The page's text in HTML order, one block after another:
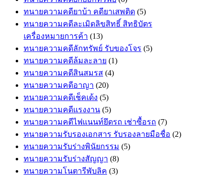
ทนายความคดียาบ้า คดียาเสพติด (5)
ทนายความคดีละเมิดลิขสิทธิ์ สิทธิบัตร
เครื่องหมายการค้า (13)
ทนายความคดีลักทรัพย์ รับของโจร (5)
ทนายความคดีล้มละลาย (1)
ทนายความคดีสินสมรส (4)
ทนายความคดีอาญา (20)
ทนายความคดีเช็คเด้ง (5)
ทนายความคดีแรงงาน (5)
ทนายความคดีไฟแนนท์ยึดรถ เช่าซื้อรถ (7)
ทนายความรับรองเอกสาร รับรองลายมือชื่อ (2)
ทนายความรับร่างพินัยกรรม (5)
ทนายความรับร่างสัญญา (8)
ทนายความโนตารีพับลิค (3)